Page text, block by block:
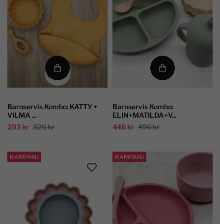
Barnservis Kombo: KATTY +
VILMA ...
293 kr 326 kr
Barnservis Kombo:
ELIN+MATILDA+V...
446 kr 496 kr
KAMPANJ KAMPANJ